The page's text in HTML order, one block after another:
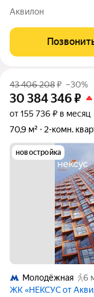
отдых, здоровье, общение и
кардинально
Аквилон
43 406 208₽ –30%
30 384 346₽
от 155 736 ₽ в месяц
70,9 м²
2-комн.
новостройка
Молодёжная
6
ЖК «НЕКСУС от